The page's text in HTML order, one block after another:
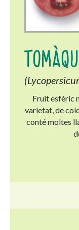
Fruit esfèric
varietat, de
conté moltes